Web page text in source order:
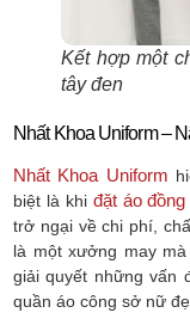
Kết hợp một
tây đen
Nhất Khoa Uniform –
Nhất Khoa Uniform
biệt là khi đặt áo đồng
trở ngại về chi phí,
là một xưởng may
giải quyết những vấn
quần áo công sở nữ